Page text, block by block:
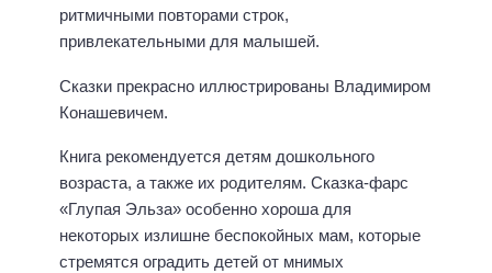
ритмичными повторами строк,
привлекательными для малышей.
Сказки прекрасно иллюстрированы Владимиром
Конашевичем.
Книга рекомендуется детям дошкольного
возраста, а также их родителям. Сказка-фарс
«Глупая Эльза» особенно хороша для
некоторых излишне беспокойных мам, которые
стремятся оградить детей от мнимых